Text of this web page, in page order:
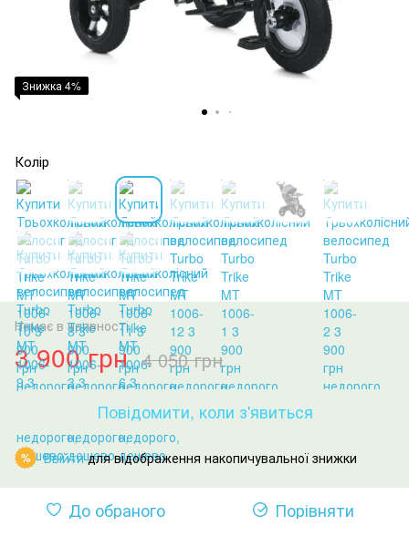
Знижка 4%
Колір
Немає в наявності
3 900 грн 4 050 грн
Повідомити, коли з'явиться
% Ввійтидля відображення накопичувальної знижки
До обраного Порівняти